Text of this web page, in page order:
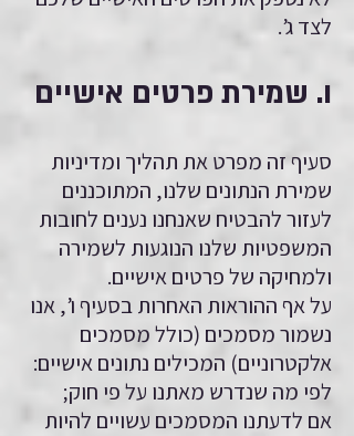
לצד ג’.
ו. שמירת פרטים אישיים
סעיף זה מפרט את תהליך ומדיניות
שמירת הנתונים שלנו, המתוכננים
לעזור להבטיח שאנחנו נענים לחובות
המשפטיות שלנו הנוגעות לשמירה
ולמחיקה של פרטים אישיים.
על אף ההוראות האחרות בסעיף ו’, אנו
נשמור מסמכים (כולל מסמכים
אלקטרוניים) המכילים נתונים אישיים:
לפי מה שנדרש מאתנו על פי חוק;
אם לדעתנו המסמכים עשויים להיות